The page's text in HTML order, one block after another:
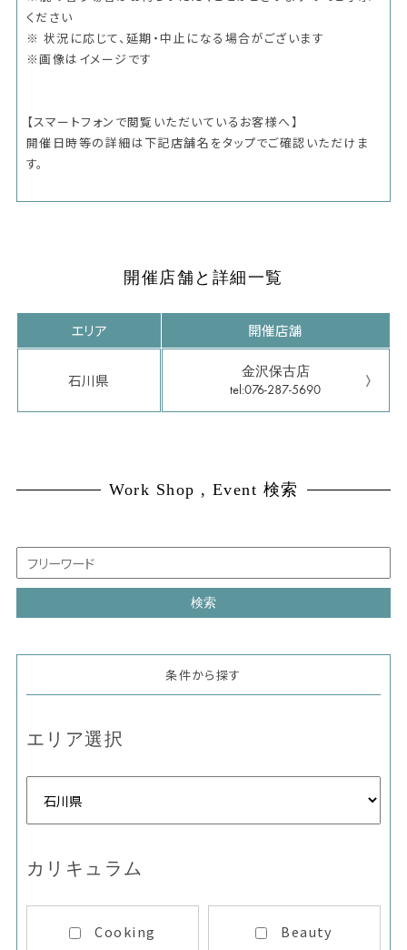
ください
※ 状況に応じて、延期・中止になる場合がございます
※画像はイメージです
【スマートフォンで閲覧いただいているお客様へ】
開催日時等の詳細は下記店舗名をタップでご確認いただけま
す。
開催店舗と詳細一覧
エリア 開催店舗
石川県
金沢保古店
tel:076-287-5690
Work Shop , Event 検索
条件から探す
エリア選択
カリキュラム
Cooking Beauty